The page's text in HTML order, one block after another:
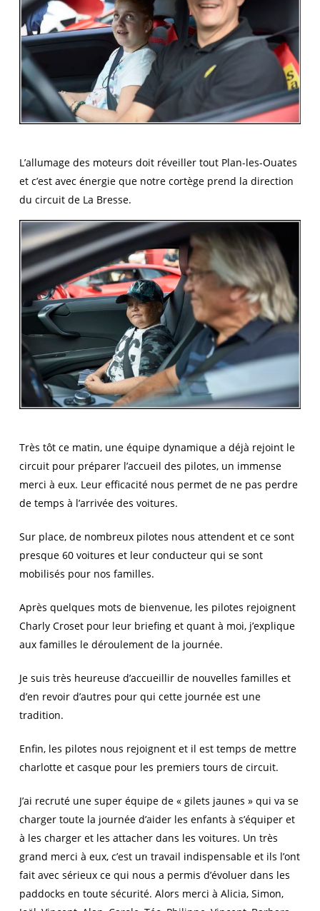
L’allumage des moteurs doit réveiller tout Plan-les-Ouates
et c’est avec énergie que notre cortège prend la direction
du circuit de La Bresse.
Très tôt ce matin, une équipe dynamique a déjà rejoint le
circuit pour préparer l’accueil des pilotes, un immense
merci à eux. Leur efficacité nous permet de ne pas perdre
de temps à l’arrivée des voitures.
Sur place, de nombreux pilotes nous attendent et ce sont
presque 60 voitures et leur conducteur qui se sont
mobilisés pour nos familles.
Après quelques mots de bienvenue, les pilotes rejoignent
Charly Croset pour leur briefing et quant à moi, j’explique
aux familles le déroulement de la journée.
Je suis très heureuse d’accueillir de nouvelles familles et
d’en revoir d’autres pour qui cette journée est une
tradition.
Enfin, les pilotes nous rejoignent et il est temps de mettre
charlotte et casque pour les premiers tours de circuit.
J’ai recruté une super équipe de « gilets jaunes » qui va se
charger toute la journée d’aider les enfants à s’équiper et
à les charger et les attacher dans les voitures. Un très
grand merci à eux, c’est un travail indispensable et ils l’ont
fait avec sérieux ce qui nous a permis d’évoluer dans les
paddocks en toute sécurité. Alors merci à Alicia, Simon,